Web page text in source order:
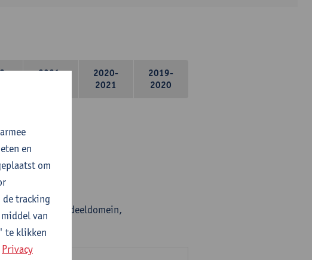
2021-
2020-
2021
2019-
2020
per deeldomein,
en
om
tracking
van
te klikken
Privacy